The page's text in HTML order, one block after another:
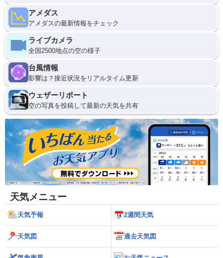
アメダス
アメダスの最新情報をチェック
ライブカメラ
全国2500地点の空の様子
台風情報
影響は？接近状況をリアルタイム更新
ウェザーリポート
空の写真を投稿して最新の天気を共有
天気メニュー
天気予報 2週間天気
天気図 過去天気図